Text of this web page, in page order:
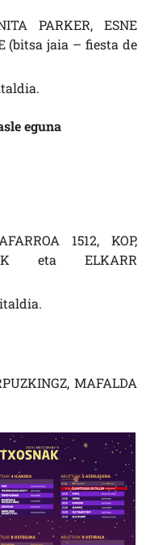
PARKER, ESNE
(bitsa jaia – fiesta de
eguna
1512, KOP,
eta ELKARR
MAFALDA